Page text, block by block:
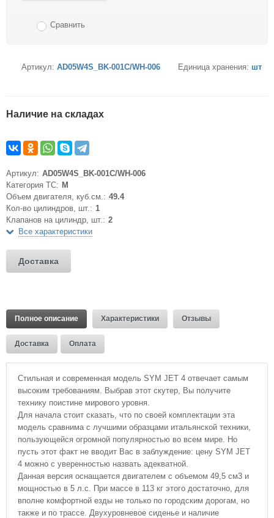
Сравнить
Артикул: AD05W4S_BK-001C/WH-006 Единица хранения: шт
Наличие на складах
Артикул: AD05W4S_BK-001C/WH-006
Категория ТС: M
Объем двигателя, куб.см.: 49.4
Кол-во цилиндров, шт.: 1
Клапанов на цилиндр, шт.: 2
Все характеристики
Доставка
Полное описание Характеристики Отзывы
Доставка Оплата
Стильная и современная модель SYM JET 4 отвечает самым
высоким требованиям. Выбрав этот скутер, Вы получите
технику поистине мирового уровня.
Для начала стоит сказать, что по своей комплектации эта
модель сравнима с лучшими образцами итальянской техники,
пользующейся огромной популярностью во всем мире. Но
пусть этот факт не вводит Вас в заблуждение: цену SYM JET
4 можно с уверенностью назвать адекватной.
Данная версия оснащается двигателем с объемом 49,5 см3 и
мощностью в 5 л.с. При массе в 113 кг этого достаточно, для
вполне комфортной езды не только по городским дорогам, но
также и по трассе. Двухуровневое сиденье и наличие